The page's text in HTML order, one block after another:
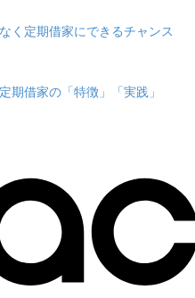
定期借家にできるチャンス
借家の「特徴」「実践」